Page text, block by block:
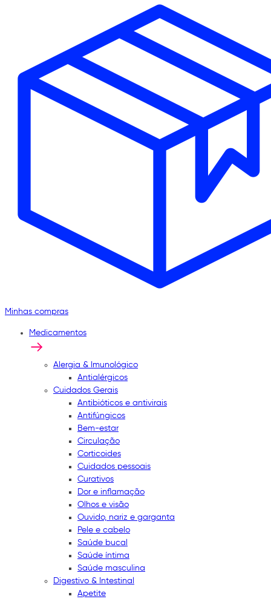
Minhas compras
Medicamentos
Alergia & Imunológico
Antialérgicos
Cuidados Gerais
Antibióticos e antivirais
Antifúngicos
Bem-estar
Circulação
Corticoides
Cuidados pessoais
Curativos
Dor e inflamação
Olhos e visão
Ouvido, nariz e garganta
Pele e cabelo
Saúde bucal
Saúde íntima
Saúde masculina
Digestivo & Intestinal
Apetite